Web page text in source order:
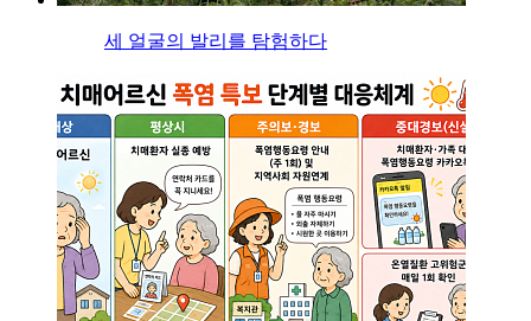
세 얼굴의 발리를 탐험하다